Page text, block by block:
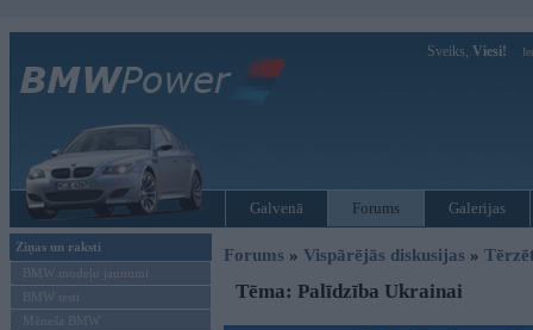
Sveiks, Viesi!
Galvenā Forums Galerijas
Ziņas un raksti
BMW modeļu jaunumi
BMW testi
Mēneša BMW
Forums » Vispārējās diskusijas »
Tēma: Palīdzība Ukrainai